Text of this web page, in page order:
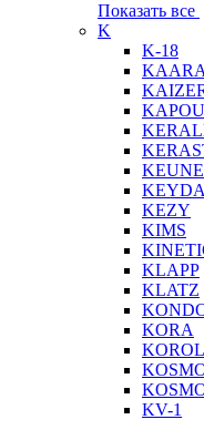
Показать все
K
K-18
KEUNE
KEZY
KIMS
KLAPP
KLATZ
KORA
KV-1